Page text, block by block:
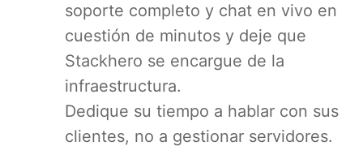
PostgreSQL
Prometheus
soporte completo y chat en vivo en
cuestión de minutos y deje que
Stackhero se encargue de la
infraestructura.
Dedique su tiempo a hablar con sus
clientes, no a gestionar servidores.